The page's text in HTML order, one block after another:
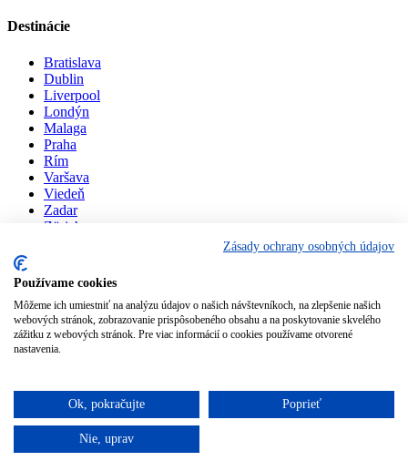
Destinácie
Bratislava
Dublin
Liverpool
Londýn
Malaga
Praha
Rím
Varšava
Viedeň
Zadar
Zürich
Prevádzkovateľom projektu “Z Košíc do sveta” je letisko Košice.
zkosicdosveta.sk © 2016 - 2026
Zásady ochrany osobných údajov
Používame cookies
Môžeme ich umiestniť na analýzu údajov o našich návštevníkoch, na zlepšenie našich
webových stránok, zobrazovanie prispôsobeného obsahu a na poskytovanie skvelého
zážitku z webových stránok. Pre viac informácií o cookies používame otvorené
nastavenia.
Ok, pokračujte Poprieť
Nie, uprav